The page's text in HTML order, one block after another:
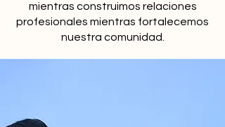
mientras construimos relaciones
profesionales mientras fortalecemos
nuestra comunidad.